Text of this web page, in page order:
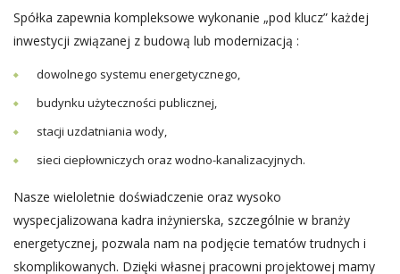
Spółka zapewnia kompleksowe wykonanie „pod klucz” każdej
inwestycji związanej z budową lub modernizacją :
dowolnego systemu energetycznego,
budynku użyteczności publicznej,
stacji uzdatniania wody,
sieci ciepłowniczych oraz wodno-kanalizacyjnych.
Nasze wieloletnie doświadczenie oraz wysoko
wyspecjalizowana kadra inżynierska, szczególnie w branży
energetycznej, pozwala nam na podjęcie tematów trudnych i
skomplikowanych. Dzięki własnej pracowni projektowej mamy